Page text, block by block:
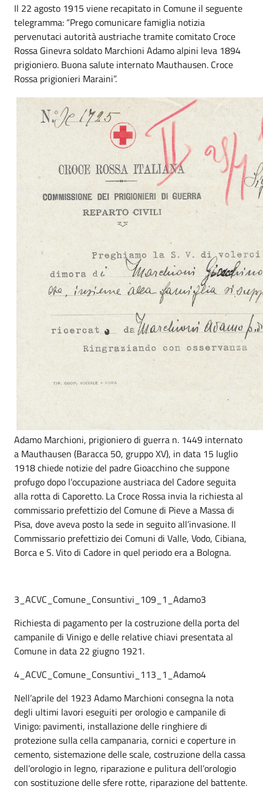
Il 22 agosto 1915 viene recapitato in Comune il seguente
telegramma: “Prego comunicare famiglia notizia
pervenutaci autorità austriache tramite comitato Croce
Rossa Ginevra soldato Marchioni Adamo alpini leva 1894
prigioniero. Buona salute internato Mauthausen. Croce
Rossa prigionieri Maraini”.
Adamo Marchioni, prigioniero di guerra n. 1449 internato
a Mauthausen (Baracca 50, gruppo XV), in data 15 luglio
1918 chiede notizie del padre Gioacchino che suppone
profugo dopo l’occupazione austriaca del Cadore seguita
alla rotta di Caporetto. La Croce Rossa invia la richiesta al
commissario prefettizio del Comune di Pieve a Massa di
Pisa, dove aveva posto la sede in seguito all’invasione. Il
Commissario prefettizio dei Comuni di Valle, Vodo, Cibiana,
Borca e S. Vito di Cadore in quel periodo era a Bologna.
3_ACVC_Comune_Consuntivi_109_1_Adamo3
Richiesta di pagamento per la costruzione della porta del
campanile di Vinigo e delle relative chiavi presentata al
Comune in data 22 giugno 1921.
4_ACVC_Comune_Consuntivi_113_1_Adamo4
Nell’aprile del 1923 Adamo Marchioni consegna la nota
degli ultimi lavori eseguiti per orologio e campanile di
Vinigo: pavimenti, installazione delle ringhiere di
protezione sulla cella campanaria, cornici e coperture in
cemento, sistemazione delle scale, costruzione della cassa
dell’orologio in legno, riparazione e pulitura dell’orologio
con sostituzione delle sfere rotte, riparazione del battente.